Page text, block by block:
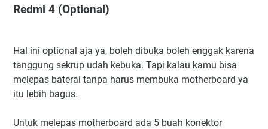
Redmi 4 (Optional)
Hal ini optional aja ya, boleh dibuka boleh enggak karena
tanggung sekrup udah kebuka. Tapi kalau kamu bisa
melepas baterai tanpa harus membuka motherboard ya
itu lebih bagus.
Untuk melepas motherboard ada 5 buah konektor